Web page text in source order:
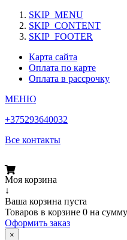
SKIP_MENU
SKIP_CONTENT
SKIP_FOOTER
Карта сайта
Оплата по карте
Оплата в рассрочку
МЕНЮ
+375293640032
Все контакты
Моя корзина
↓
Ваша корзина пуста
Товаров в корзине 0 на сумму
Оформить заказ
×